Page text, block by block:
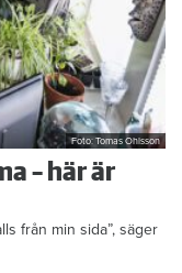
Foto: Tomas Ohlsson
– här är
från min sida”, säger